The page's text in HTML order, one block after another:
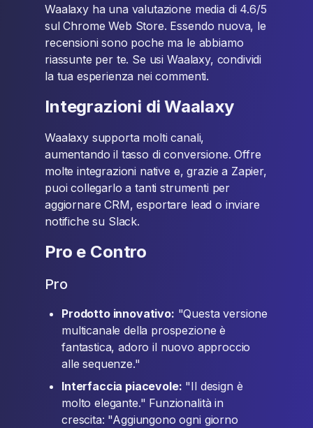
Waalaxy ha una valutazione media di 4.6/5
sul Chrome Web Store. Essendo nuova, le
recensioni sono poche ma le abbiamo
riassunte per te. Se usi Waalaxy, condividi
la tua esperienza nei commenti.
Integrazioni di Waalaxy
Waalaxy supporta molti canali,
aumentando il tasso di conversione. Offre
molte integrazioni native e, grazie a Zapier,
puoi collegarlo a tanti strumenti per
aggiornare CRM, esportare lead o inviare
notifiche su Slack.
Pro e Contro
Pro
Prodotto innovativo: "Questa versione
multicanale della prospezione è
fantastica, adoro il nuovo approccio
alle sequenze."
Interfaccia piacevole: "Il design è
molto elegante." Funzionalità in
crescita: "Aggiungono ogni giorno